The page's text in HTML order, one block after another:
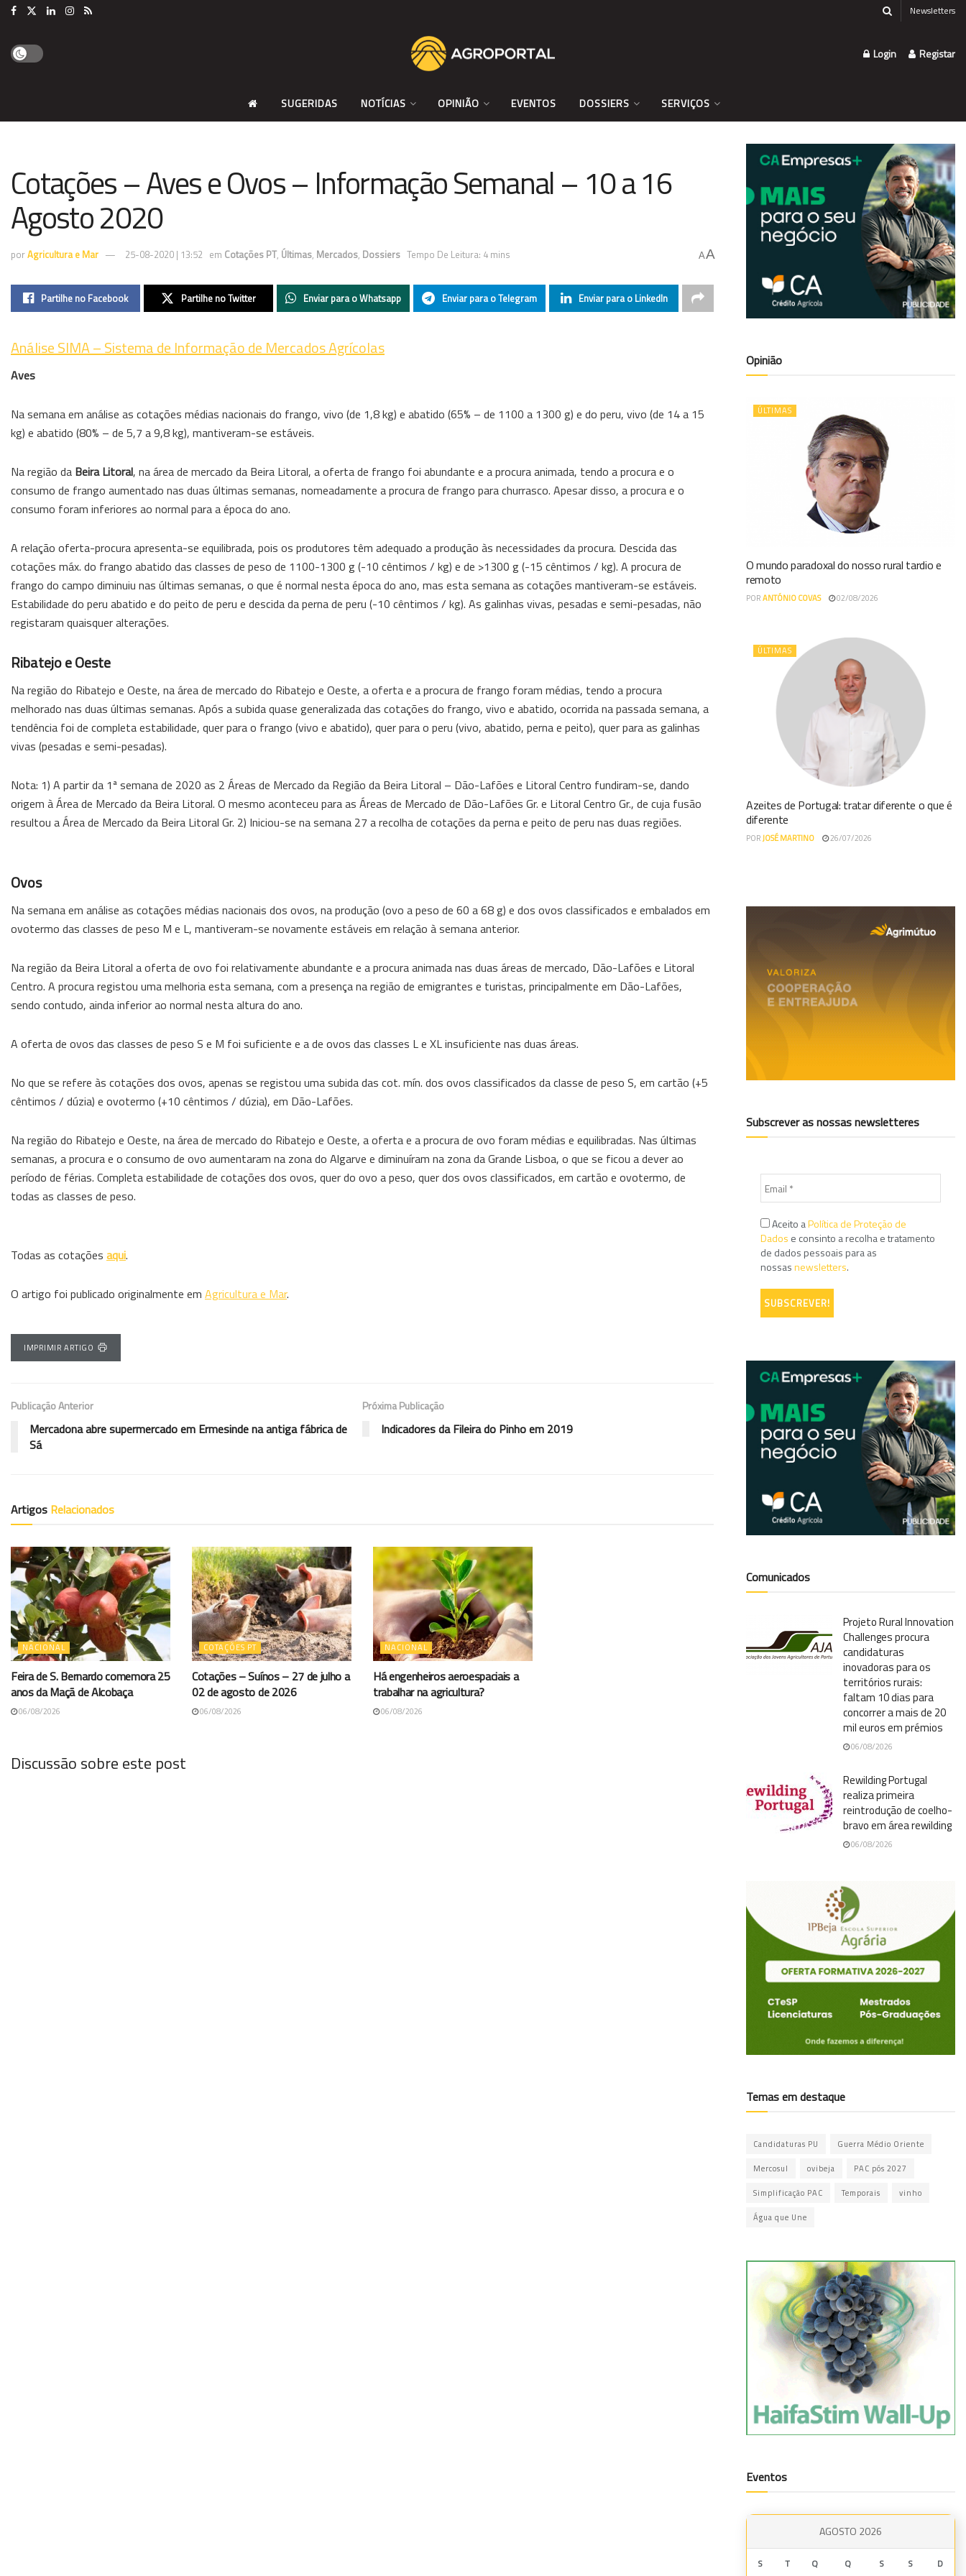
Newsletters
Login Registar
SUGERIDAS NOTÍCIAS OPINIÃO EVENTOS DOSSIERS SERVIÇOS
Cotações – Aves e Ovos – Informação Semanal – 10 a 16
Agosto 2020
porAgricultura e Mar 25-08-2020 | 13:52 em Cotações PT, Últimas, Mercados, Dossiers Tempo De Leitura: 4 mins AA
Partilhe no Facebook Partilhe no Twitter Enviar para o Whatsapp Enviar para o Telegram Enviar para o LinkedIn
Análise SIMA – Sistema de Informação de Mercados Agrícolas
Aves
Na semana em análise as cotações médias nacionais do frango, vivo (de 1,8 kg) e abatido (65% – de 1100 a 1300 g) e do peru, vivo (de 14 a 15
kg) e abatido (80% – de 5,7 a 9,8 kg), mantiveram-se estáveis.
Na região da Beira Litoral, na área de mercado da Beira Litoral, a oferta de frango foi abundante e a procura animada, tendo a procura e o
consumo de frango aumentado nas duas últimas semanas, nomeadamente a procura de frango para churrasco. Apesar disso, a procura e o
consumo foram inferiores ao normal para a época do ano.
A relação oferta-procura apresenta-se equilibrada, pois os produtores têm adequado a produção às necessidades da procura. Descida das
cotações máx. do frango abatido das classes de peso de 1100-1300 g (-10 cêntimos / kg) e de >1300 g (-15 cêntimos / kg). A procura de
frango do campo diminuiu nas últimas semanas, o que é normal nesta época do ano, mas esta semana as cotações mantiveram-se estáveis.
Estabilidade do peru abatido e do peito de peru e descida da perna de peru (-10 cêntimos / kg). As galinhas vivas, pesadas e semi-pesadas, não
registaram quaisquer alterações.
Ribatejo e Oeste
Na região do Ribatejo e Oeste, na área de mercado do Ribatejo e Oeste, a oferta e a procura de frango foram médias, tendo a procura
melhorado nas duas últimas semanas. Após a subida quase generalizada das cotações do frango, vivo e abatido, ocorrida na passada semana, a
tendência foi de completa estabilidade, quer para o frango (vivo e abatido), quer para o peru (vivo, abatido, perna e peito), quer para as galinhas
vivas (pesadas e semi-pesadas).
Nota: 1) A partir da 1ª semana de 2020 as 2 Áreas de Mercado da Região da Beira Litoral – Dão-Lafões e Litoral Centro fundiram-se, dando
origem à Área de Mercado da Beira Litoral. O mesmo aconteceu para as Áreas de Mercado de Dão-Lafões Gr. e Litoral Centro Gr., de cuja fusão
resultou a Área de Mercado da Beira Litoral Gr. 2) Iniciou-se na semana 27 a recolha de cotações da perna e peito de peru nas duas regiões.
Ovos
Na semana em análise as cotações médias nacionais dos ovos, na produção (ovo a peso de 60 a 68 g) e dos ovos classificados e embalados em
ovotermo das classes de peso M e L, mantiveram-se novamente estáveis em relação à semana anterior.
Na região da Beira Litoral a oferta de ovo foi relativamente abundante e a procura animada nas duas áreas de mercado, Dão-Lafões e Litoral
Centro. A procura registou uma melhoria esta semana, com a presença na região de emigrantes e turistas, principalmente em Dão-Lafões,
sendo contudo, ainda inferior ao normal nesta altura do ano.
A oferta de ovos das classes de peso S e M foi suficiente e a de ovos das classes L e XL insuficiente nas duas áreas.
No que se refere às cotações dos ovos, apenas se registou uma subida das cot. mín. dos ovos classificados da classe de peso S, em cartão (+5
cêntimos / dúzia) e ovotermo (+10 cêntimos / dúzia), em Dão-Lafões.
Na região do Ribatejo e Oeste, na área de mercado do Ribatejo e Oeste, a oferta e a procura de ovo foram médias e equilibradas. Nas últimas
semanas, a procura e o consumo de ovo aumentaram na zona do Algarve e diminuíram na zona da Grande Lisboa, o que se ficou a dever ao
período de férias. Completa estabilidade de cotações dos ovos, quer do ovo a peso, quer dos ovos classificados, em cartão e ovotermo, de
todas as classes de peso.
Todas as cotações aqui.
O artigo foi publicado originalmente em Agricultura e Mar.
IMPRIMIR ARTIGO
Publicação Anterior
Mercadona abre supermercado em Ermesinde na antiga fábrica de
Sá
Próxima Publicação
Indicadores da Fileira do Pinho em 2019
Artigos Relacionados
NACIONAL
Feira de S. Bernardo comemora 25
anos da Maçã de Alcobaça
06/08/2026
COTAÇÕES PT
Cotações – Suínos – 27 de julho a
02 de agosto de 2026
06/08/2026
NACIONAL
Há engenheiros aeroespaciais a
trabalhar na agricultura?
06/08/2026
Discussão sobre este post
Opinião
ÚLTIMAS
O mundo paradoxal do nosso rural tardio e
remoto
PORANTÓNIO COVAS 02/08/2026
ÚLTIMAS
Azeites de Portugal: tratar diferente o que é
diferente
PORJOSÉ MARTINO 26/07/2026
Subscrever as nossas newsletteres
Aceito aPolítica de Proteção de
Dados e consinto a recolha e tratamento
de dados pessoais para as
nossasnewsletters.
Comunicados
Projeto Rural Innovation
Challenges procura
candidaturas
inovadoras para os
territórios rurais:
faltam 10 dias para
concorrer a mais de 20
mil euros em prémios
06/08/2026
Rewilding Portugal
realiza primeira
reintrodução de coelho-
bravo em área rewilding
06/08/2026
Temas em destaque
Candidaturas PU Guerra Médio Oriente
Mercosul ovibeja PAC pós 2027
Simplificação PAC Temporais vinho
Água que Une
Eventos
AGOSTO 2026
S T Q Q S S D